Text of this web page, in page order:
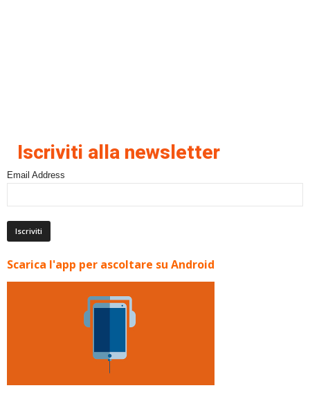
Iscriviti alla newsletter
Email Address
Scarica l'app per ascoltare su Android